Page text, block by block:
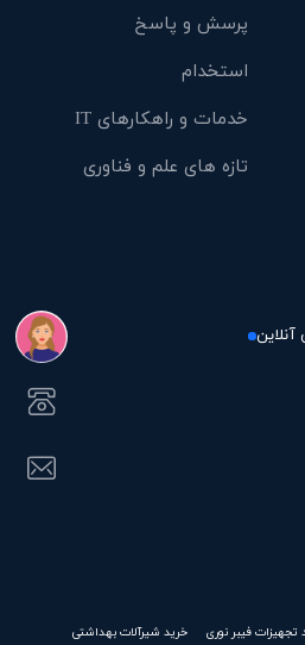
پرسش و پاسخ
استخدام
خدمات و راهکارهای IT
تازه های علم و فناوری
تجهیزات فیبر نوری خرید شیرآلات بهداشتی